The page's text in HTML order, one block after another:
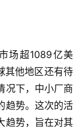
场超1089亿美
其他地区还有待
况下，中小厂商
趋势。这次的活
趋势，旨在对其